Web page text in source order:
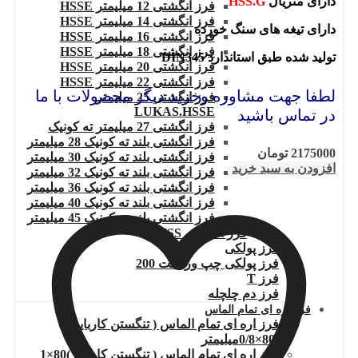
فرز انگشتی 12 میلیمتر HSSE
فرز انگشتی 14 میلیمتر HSSE
فرز انگشتی 16 میلیمتر HSSE
فرز انگشتی 18 میلیمتر HSSE
فرز انگشتی 20 میلیمتر HSSE
فرز انگشتی 22 میلیمتر HSSE
فرز انگشتی 25 میلیمتر
LUKAS.HSSE
فرز انگشتی 27 میلیمتر ته کونیک
فرز انگشتی بلند ته کونیک 28 میلیمتر
فرز انگشتی بلند ته کونیک 30 میلیمتر
فرز انگشتی بلند ته کونیک 32 میلیمتر
فرز انگشتی بلند ته کونیک 36 میلیمتر
فرز انگشتی بلند ته کونیک 40 میلیمتر
فرز انگشتی بلند ته کونیک 45 میلیمتر
فرز انگشتی HSS
فرز پولکی
فرز پولکی چپ وراست 200
فرز T
فرز دم چلچله
فرز اره ای تمام الماس
فرز اره ای تمام الماس ( تنگستن کارباید
فرز اره ای تمام الماس ( تنگستن کارباید )80×1
دارای تیغه های سنگ خورده
تولید شده طبق استاندارد DIN345
لطفا جهت مشاوره وخرید دیگر محصولات با ما
در تماس باشید
2175000 تومان
افزودن به سبد خرید